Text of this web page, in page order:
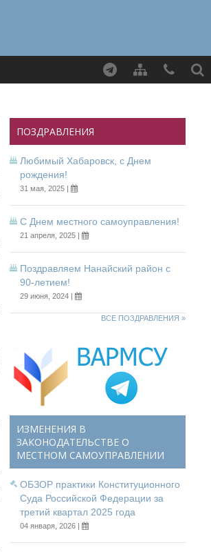
ПОЗДРАВЛЕНИЯ
Любимый Хабаровск, с Днем
рождения!
31 мая, 2025 |
С Днем местного самоуправления!
21 апреля, 2025 |
Поздравляем Нанайский район с
90-летием!
29 июня, 2024 |
ВСЕ ПОЗДРАВЛЕНИЯ »
ИЗМЕНЕНИЯ В
ЗАКОНОДАТЕЛЬСТВЕ О
МЕСТНОМ САМОУПРАВЛЕНИИ
ОБЗОР практики Конституционного
Суда Российской Федерации за
третий квартал 2025 года
04 января, 2026 |